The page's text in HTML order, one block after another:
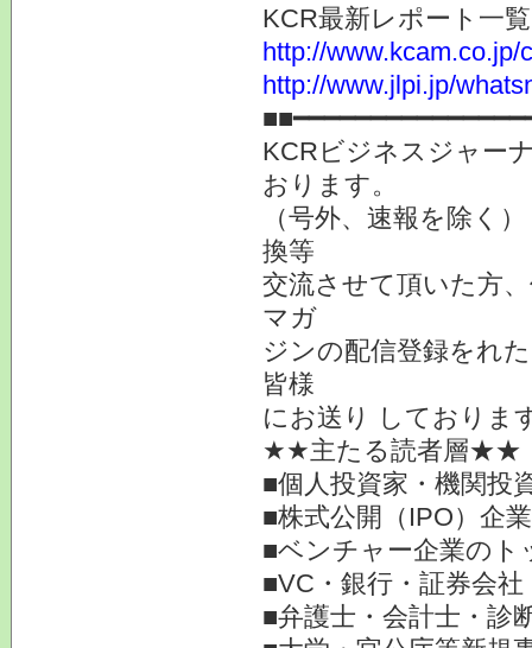
KCR最新レポート一
http://www.kcam.co.jp/
http://www.jlpi.jp/
KCRビジネスジャー
おります。
（号外、速報を除く
換等
交流させて頂いた方
マガ
ジンの配信登録をれ
皆様
にお送り しておりま
★★主たる読者層★★
■個人投資家・機関投
■株式公開（IPO）企
■ベンチャー企業のト
■VC・銀行・証券会
■弁護士・会計士・診